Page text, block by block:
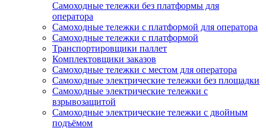
Самоходные тележки без платформы для
оператора
Самоходные тележки с платформой для оператора
Самоходные тележки с платформой
Транспортировщики паллет
Комплектовщики заказов
Самоходные тележки с местом для оператора
Самоходные электрические тележки без площадки
Самоходные электрические тележки с
взрывозащитой
Самоходные электрические тележки с двойным
подъёмом